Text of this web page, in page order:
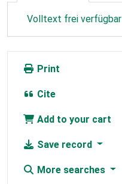
Volltext frei verfügbar
Print
Cite
Add to your cart
Save record
More searches